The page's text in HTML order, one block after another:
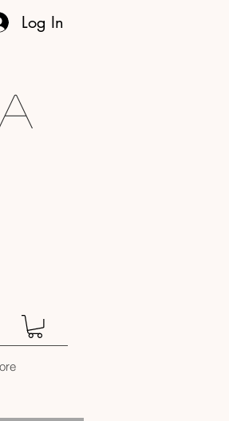
Log In